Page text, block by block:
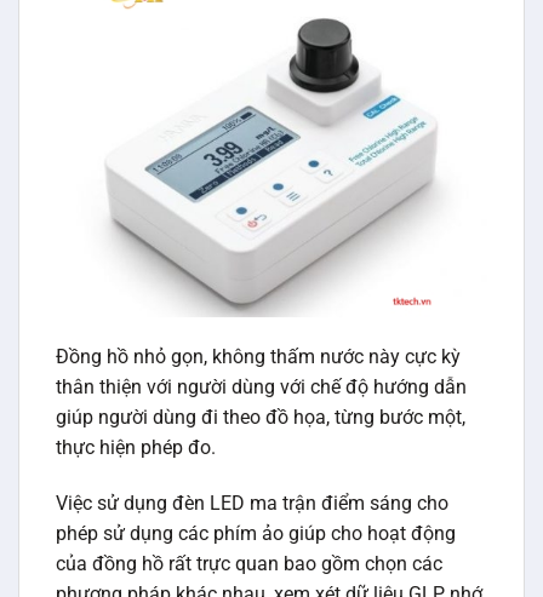
Đồng hồ nhỏ gọn, không thấm nước này cực kỳ
thân thiện với người dùng với chế độ hướng dẫn
giúp người dùng đi theo đồ họa, từng bước một,
thực hiện phép đo.
Việc sử dụng đèn LED ma trận điểm sáng cho
phép sử dụng các phím ảo giúp cho hoạt động
của đồng hồ rất trực quan bao gồm chọn các